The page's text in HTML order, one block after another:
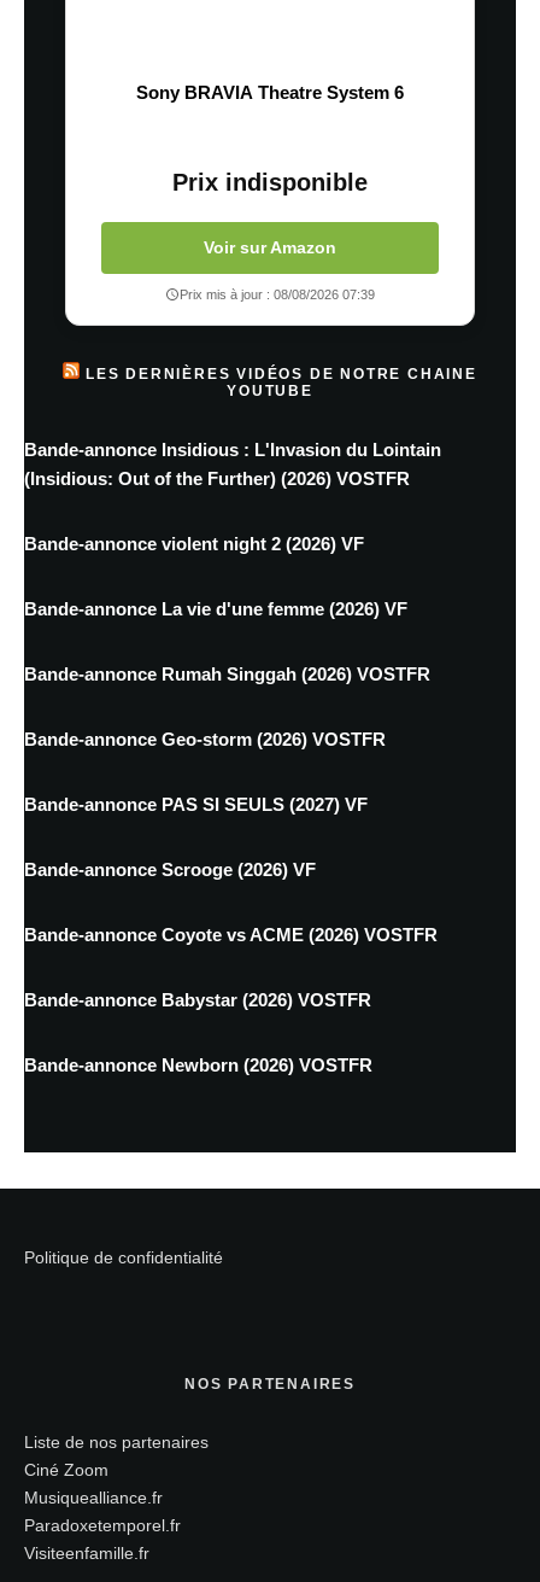
Sony BRAVIA Theatre System 6
Prix indisponible
Voir sur Amazon
Prix mis à jour : 08/08/2026 07:39
LES DERNIÈRES VIDÉOS DE NOTRE CHAINE
YOUTUBE
Bande-annonce Insidious : L'Invasion du Lointain
(Insidious: Out of the Further) (2026) VOSTFR
Bande-annonce violent night 2 (2026) VF
Bande-annonce La vie d'une femme (2026) VF
Bande-annonce Rumah Singgah (2026) VOSTFR
Bande-annonce Geo-storm (2026) VOSTFR
Bande-annonce PAS SI SEULS (2027) VF
Bande-annonce Scrooge (2026) VF
Bande-annonce Coyote vs ACME (2026) VOSTFR
Bande-annonce Babystar (2026) VOSTFR
Bande-annonce Newborn (2026) VOSTFR
Politique de confidentialité
NOS PARTENAIRES
Liste de nos partenaires
Ciné Zoom
Musiquealliance.fr
Paradoxetemporel.fr
Visiteenfamille.fr